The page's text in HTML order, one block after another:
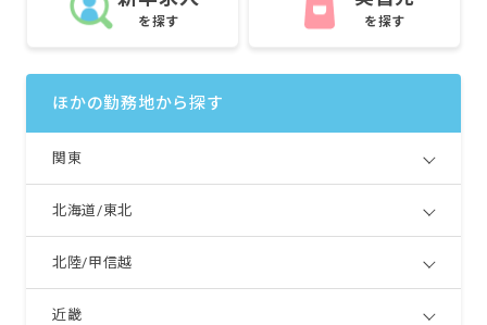
を探す を探す
ほかの勤務地から探す
関東
北海道/東北
北陸/甲信越
近畿